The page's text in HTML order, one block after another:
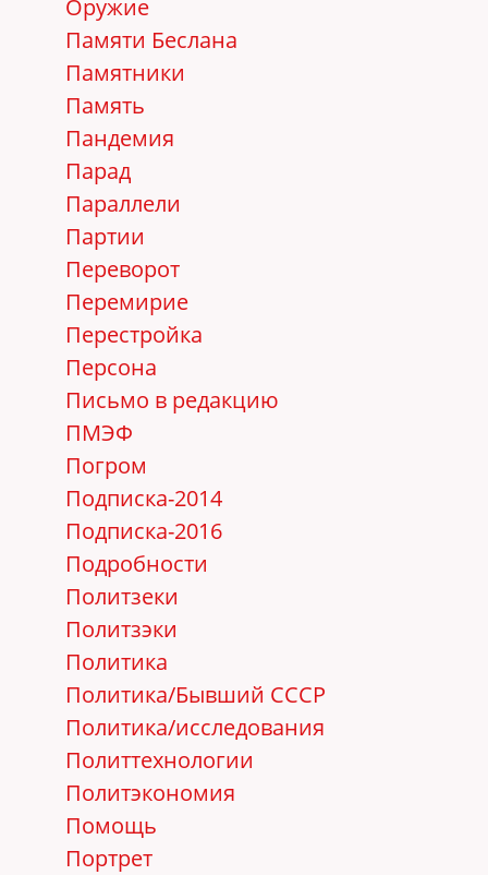
Оружие
Памяти Беслана
Памятники
Память
Пандемия
Парад
Параллели
Партии
Переворот
Перемирие
Перестройка
Персона
Письмо в редакцию
ПМЭФ
Погром
Подписка-2014
Подписка-2016
Подробности
Политзеки
Политзэки
Политика
Политика/Бывший СССР
Политика/исследования
Политтехнологии
Политэкономия
Помощь
Портрет